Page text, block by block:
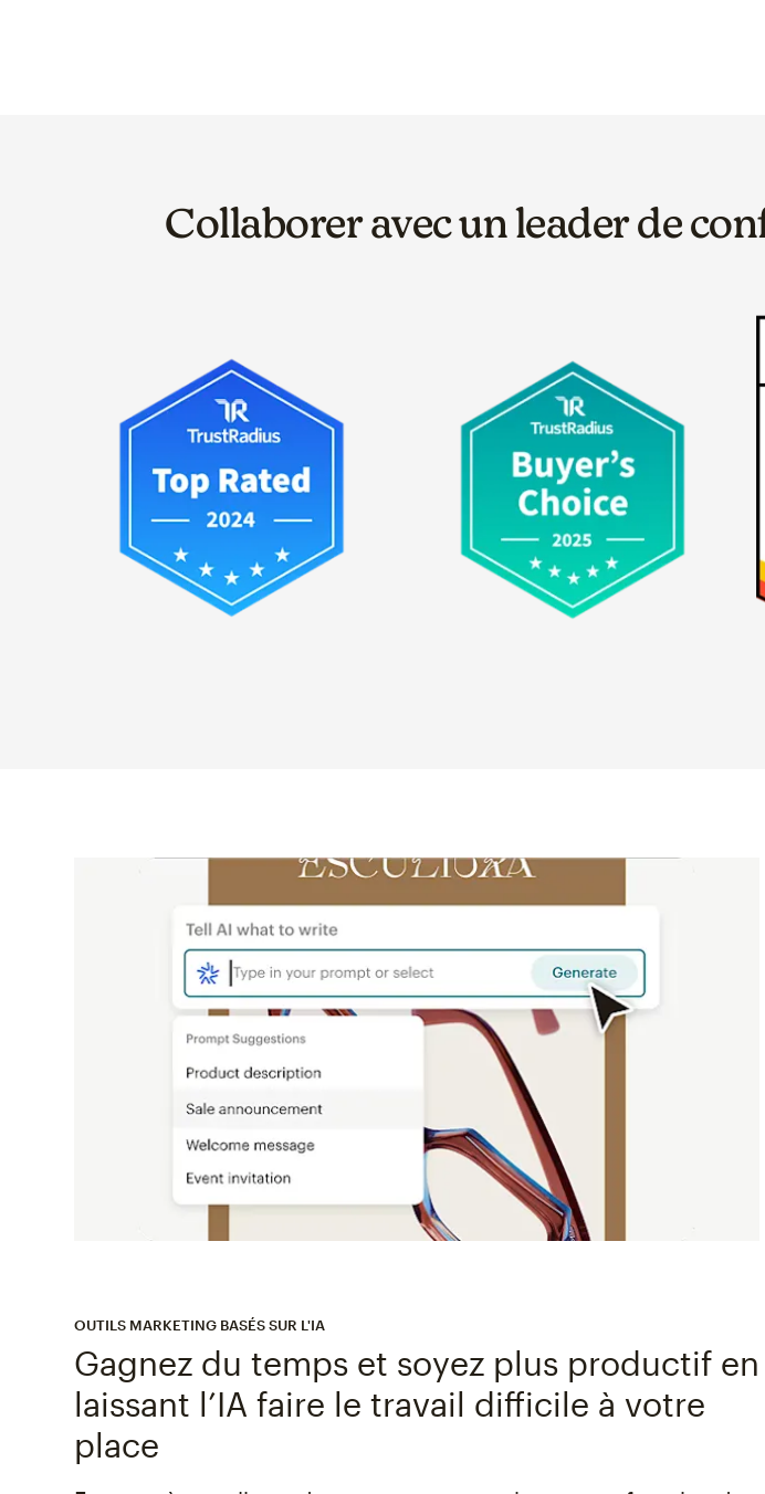
Collaborer avec un leader de
OUTILS MARKETING BASÉS SUR L'IA
Gagnez du temps et soyez plus productif en
laissant l’IA faire le travail difficile à votre
place